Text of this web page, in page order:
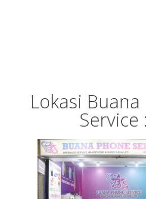
Lokasi Buana
Service :